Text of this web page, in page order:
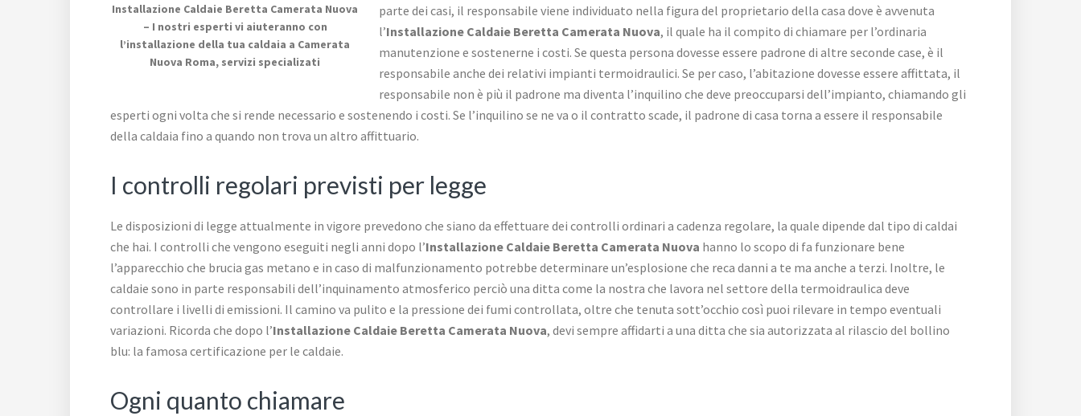
Installazione Caldaie Beretta Camerata Nuova
– I nostri esperti vi aiuteranno con
l’installazione della tua caldaia a Camerata
Nuova Roma, servizi specializati
parte dei casi, il responsabile viene individuato nella figura del proprietario della casa dove è avvenuta
l’Installazione Caldaie Beretta Camerata Nuova, il quale ha il compito di chiamare per l’ordinaria
manutenzione e sostenerne i costi. Se questa persona dovesse essere padrone di altre seconde case, è il
responsabile anche dei relativi impianti termoidraulici. Se per caso, l’abitazione dovesse essere affittata, il
responsabile non è più il padrone ma diventa l’inquilino che deve preoccuparsi dell’impianto, chiamando gli
esperti ogni volta che si rende necessario e sostenendo i costi. Se l’inquilino se ne va o il contratto scade, il padrone di casa torna a essere il responsabile
della caldaia fino a quando non trova un altro affittuario.
I controlli regolari previsti per legge
Le disposizioni di legge attualmente in vigore prevedono che siano da effettuare dei controlli ordinari a cadenza regolare, la quale dipende dal tipo di caldai
che hai. I controlli che vengono eseguiti negli anni dopo l’Installazione Caldaie Beretta Camerata Nuova hanno lo scopo di fa funzionare bene
l’apparecchio che brucia gas metano e in caso di malfunzionamento potrebbe determinare un’esplosione che reca danni a te ma anche a terzi. Inoltre, le
caldaie sono in parte responsabili dell’inquinamento atmosferico perciò una ditta come la nostra che lavora nel settore della termoidraulica deve
controllare i livelli di emissioni. Il camino va pulito e la pressione dei fumi controllata, oltre che tenuta sott’occhio così puoi rilevare in tempo eventuali
variazioni. Ricorda che dopo l’Installazione Caldaie Beretta Camerata Nuova, devi sempre affidarti a una ditta che sia autorizzata al rilascio del bollino
blu: la famosa certificazione per le caldaie.
Ogni quanto chiamare